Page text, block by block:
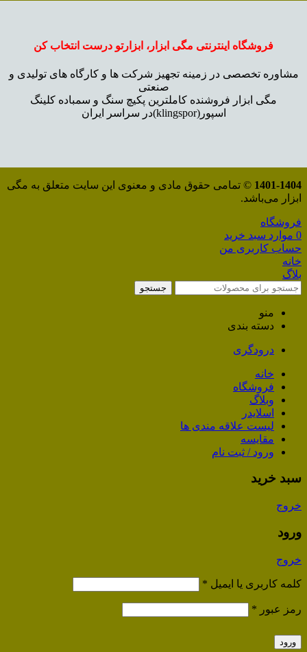
فروشگاه اینترنتی مگی ابزار، ابزارتو درست انتخاب کن
مشاوره تخصصی در زمینه تجهیز شرکت ها و کارگاه های تولیدی و
صنعتی
مگی ابزار فروشنده کاملترین پکیچ سنگ و سمباده کلینگ
اسپور(klingspor)در سراسر ایران
1401-1404 © تمامی حقوق مادی و معنوی این سایت متعلق به مگی
ابزار می‌باشد.
فروشگاه
0 موارد سبد خرید
حساب کاربری من
خانه
بلاگ
جستجو
منو
دسته بندی
درودگری
خانه
فروشگاه
وبلاگ
اسلایدر
لیست علاقه مندی ها
مقایسه
ورود / ثبت نام
سبد خرید
خروج
ورود
خروج
کلمه کاربری یا ایمیل *
رمز عبور *
ورود